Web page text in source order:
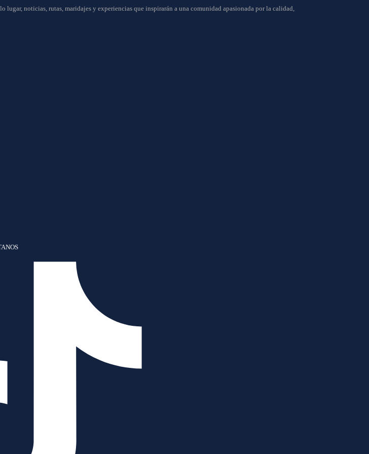
noticias, rutas, maridajes y experiencias que inspirarán a una comunidad apasionada por la calidad,